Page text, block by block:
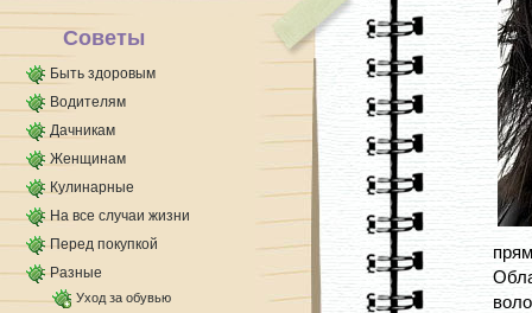
Советы
Быть здоровым
Водителям
Дачникам
Женщинам
Кулинарные
На все случаи жизни
Перед покупкой
Разные
Уход за обувью